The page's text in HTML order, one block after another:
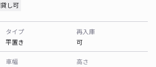
し可
タイプ
平置き
再入庫
可
車幅
高さ